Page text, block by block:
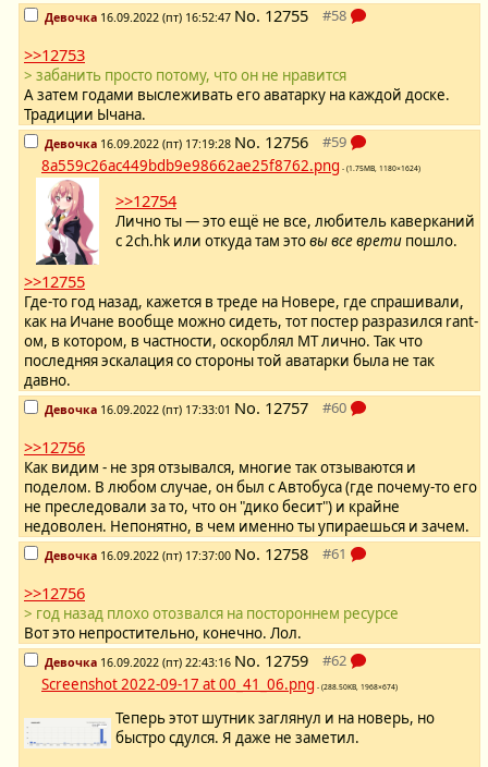
Девочка 16.09.2022 (пт) 16:52:47 No. 12755
>>12753
> забанить просто потому, что он не нравится
А затем годами выслеживать его аватарку на каждой доске.
Традиции Ычана.
Девочка 16.09.2022 (пт) 17:19:28 No. 12756
8a559c26ac449bdb9e98662ae25f8762.png - (1.75MB, 1180×1624)
>>12754
Лично ты — это ещё не все, любитель каверканий
с 2ch.hk или откуда там этовы все врети пошло.
>>12755
Где-то год назад, кажется в треде на Новере, где спрашивали,
как на Ичане вообще можно сидеть, тот постер разразился rant-
ом, в котором, в частности, оскорблял МТ лично. Так что
последняя эскалация со стороны той аватарки была не так
давно.
Девочка 16.09.2022 (пт) 17:33:01 No. 12757
>>12756
Как видим - не зря отзывался, многие так отзываются и
поделом. В любом случае, он был с Автобуса (где почему-то его
не преследовали за то, что он "дико бесит") и крайне
недоволен. Непонятно, в чем именно ты упираешься и зачем.
Девочка 16.09.2022 (пт) 17:37:00 No. 12758
>>12756
> год назад плохо отозвался на постороннем ресурсе
Вот это непростительно, конечно. Лол.
Девочка 16.09.2022 (пт) 22:43:16 No. 12759
Screenshot 2022-09-17 at 00_41_06.png - (288.50KB, 1968×674)
Теперь этот шутник заглянул и на новерь, но
быстро сдулся. Я даже не заметил.